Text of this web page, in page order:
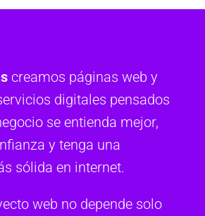
creamos páginas web y
digitales pensados
se entienda mejor,
y tenga una
sólida en internet.
web no depende solo